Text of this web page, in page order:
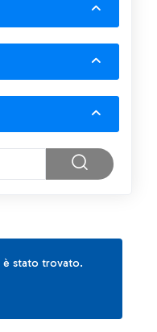
è stato trovato.